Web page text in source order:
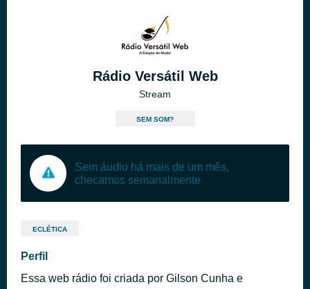
Rádio Versátil Web
Stream
SEM SOM?
Sem áudio há mais de um mês,
checamos semanalmente
ECLÉTICA
Perfil
Essa web rádio foi criada por Gilson Cunha e